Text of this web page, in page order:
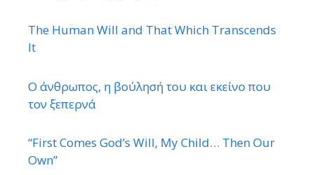
The Human Will and That Which Transcends
It
Ο άνθρωπος, η βούλησή του και εκείνο που
τον ξεπερνά
“First Comes God’s Will, My Child… Then Our
Own”